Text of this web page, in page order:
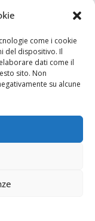
come i cookie
del dispositivo. Il
dati come il
sito. Non
su alcune
20/09/2011 Dir.
i diritti riservati.